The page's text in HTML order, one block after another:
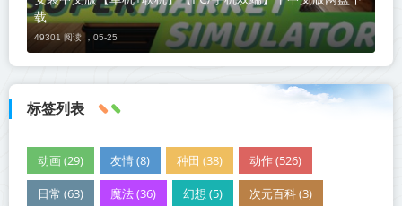
载
49301 阅读 ， 05-25
标签列表
动画 (29) 友情 (8) 种田 (38) 动作 (526)
日常 (63) 魔法 (36) 幻想 (5) 次元百科 (3)